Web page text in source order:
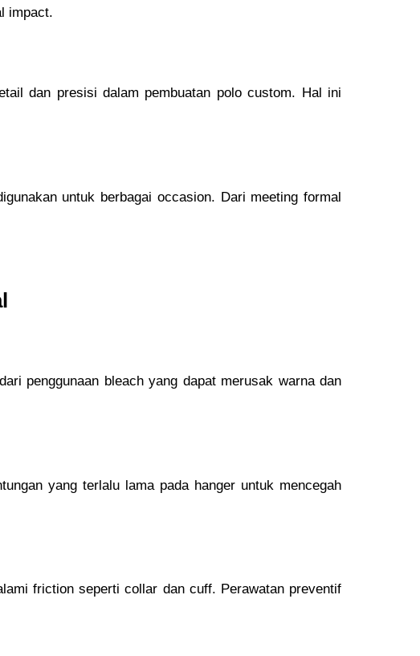
impact.
dan presisi dalam pembuatan polo custom. Hal ini
untuk berbagai occasion. Dari meeting formal
penggunaan bleach yang dapat merusak warna dan
yang terlalu lama pada hanger untuk mencegah
friction seperti collar dan cuff. Perawatan preventif